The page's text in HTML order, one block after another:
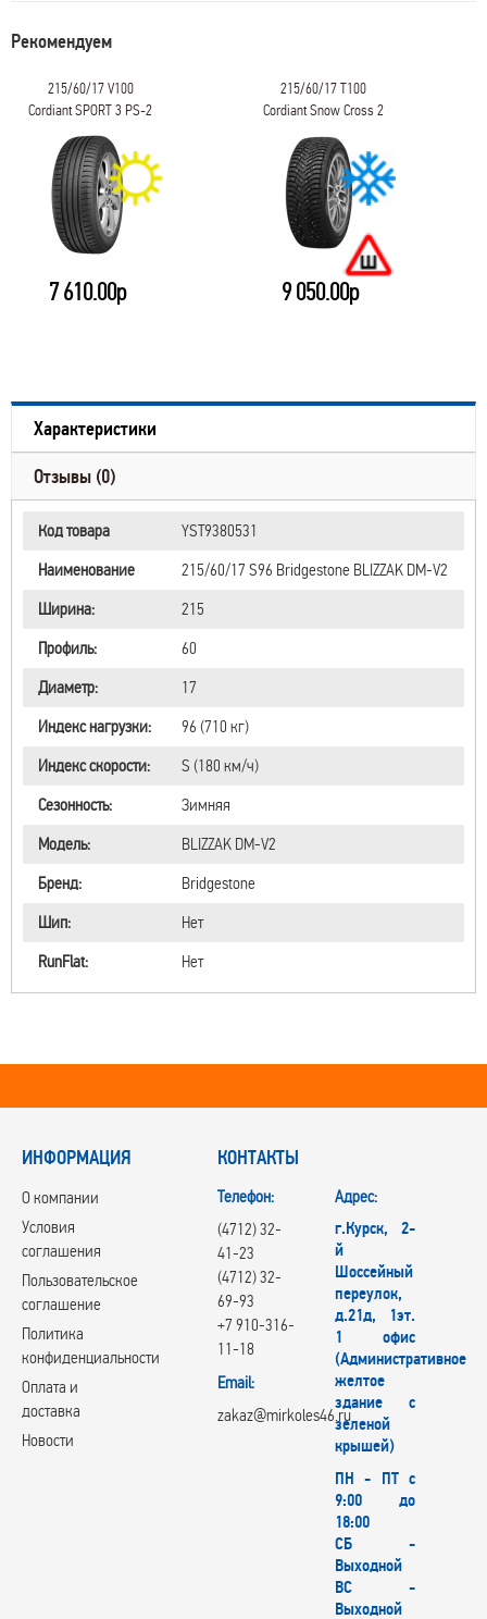
Рекомендуем
215/60/17 V100
Cordiant SPORT 3 PS-2
7 610.00р
215/60/17 T100
Cordiant Snow Cross 2
SUV
9 050.00р
Характеристики
Отзывы (0)
Код товара
YST9380531
Наименование
215/60/17 S96 Bridgestone BLIZZAK DM-V2
Ширина:
215
Профиль:
60
Диаметр:
17
Индекс нагрузки:
96 (710 кг)
Индекс скорости:
S (180 км/ч)
Сезонность:
Зимняя
Модель:
BLIZZAK DM-V2
Бренд:
Bridgestone
Шип:
Нет
RunFlat:
Нет
ИНФОРМАЦИЯ
О компании
Условия
соглашения
Пользовательское
соглашение
Политика
конфиденциальности
Оплата и
доставка
Новости
КОНТАКТЫ
Телефон:
(4712) 32-
41-23
(4712) 32-
69-93
+7 910-316-
11-18
Email:
zakaz@mirkoles46.ru
Адрес:
г.Курск, 2-
й
Шоссейный
переулок,
д.21д, 1эт.
1 офис
(Административное
желтое
здание с
зеленой
крышей)
ПН - ПТ с
9:00 до
18:00
СБ -
Выходной
ВС -
Выходной